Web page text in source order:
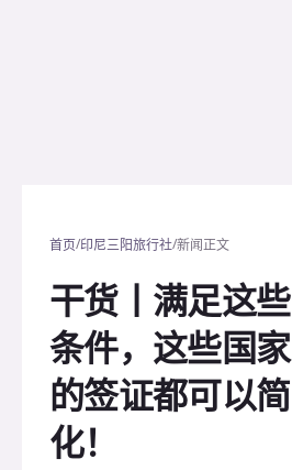
首页/印尼三阳旅行社/新闻正文
干货丨满足这些
条件，这些国家
的签证都可以简
化！